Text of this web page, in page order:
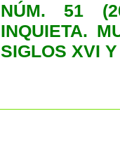
NÚM. 51
INQUIETA.
SIGLOS XVI